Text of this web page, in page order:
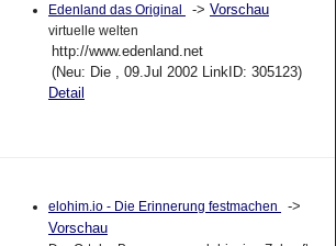
Edenland das Original -> Vorschau
virtuelle welten
http://www.edenland.net
(Neu: Die , 09.Jul 2002 LinkID: 305123)
Detail
elohim.io - Die Erinnerung festmachen
->
Vorschau